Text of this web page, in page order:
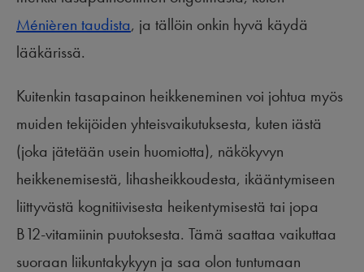
Ménièren taudista, ja tällöin onkin hyvä käydä
lääkärissä.
Kuitenkin tasapainon heikkeneminen voi johtua myös
muiden tekijöiden yhteisvaikutuksesta, kuten iästä
(joka jätetään usein huomiotta), näkökyvyn
heikkenemisestä, lihasheikkoudesta, ikääntymiseen
liittyvästä kognitiivisesta heikentymisestä tai jopa
B12-vitamiinin puutoksesta. Tämä saattaa vaikuttaa
suoraan liikuntakykyyn ja saa olon tuntumaan